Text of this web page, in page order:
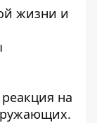
жизни и
на